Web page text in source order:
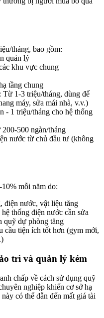
tháng, bao gồm:
quản lý
khu vực chung
tầng chung
: Từ 1-3 triệu/tháng, dùng để
máy, sửa mái nhà, v.v.)
- 1 triệu/tháng cho hệ thống
200-500 ngàn/tháng
nước từ chủ đầu tư (không
mỗi năm do:
điện nước, vật liệu tăng
thống điện nước cần sửa
quỹ dự phòng tăng
cầu tiện ích tốt hơn (gym mới,
trì và quản lý kém
chấp về cách sử dụng quỹ
nghiệp khiến cơ sở hạ
có thể dẫn đến mất giá tài